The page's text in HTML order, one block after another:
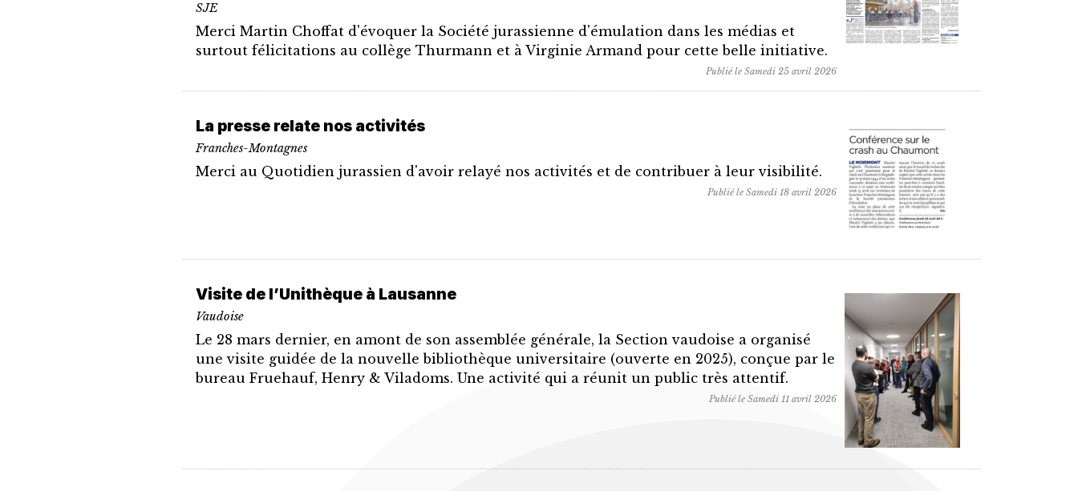
SJE
Merci Martin Choffat d'évoquer la Société jurassienne d'émulation dans les médias et
surtout félicitations au collège Thurmann et à Virginie Armand pour cette belle initiative.
Publié le Samedi 25 avril 2026
La presse relate nos activités
Franches-Montagnes
Merci au Quotidien jurassien d'avoir relayé nos activités et de contribuer à leur visibilité.
Publié le Samedi 18 avril 2026
Visite de l’Unithèque à Lausanne
Vaudoise
Le 28 mars dernier, en amont de son assemblée générale, la Section vaudoise a organisé
une visite guidée de la nouvelle bibliothèque universitaire (ouverte en 2025), conçue par le
bureau Fruehauf, Henry & Viladoms. Une activité qui a réunit un public très attentif.
Publié le Samedi 11 avril 2026